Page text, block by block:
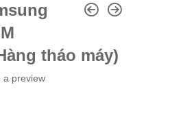
tháo máy)
a preview